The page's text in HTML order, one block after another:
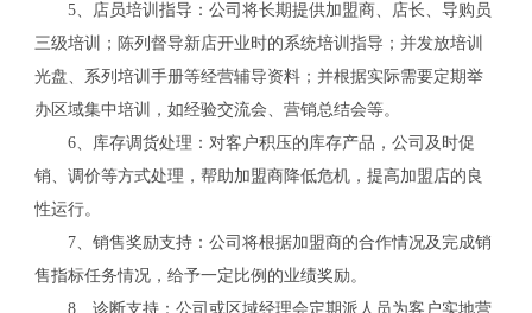
5、店员培训指导：公司将长期提供加盟商、店长、导购员
三级培训；陈列督导新店开业时的系统培训指导；并发放培训
光盘、系列培训手册等经营辅导资料；并根据实际需要定期举
办区域集中培训，如经验交流会、营销总结会等。
6、库存调货处理：对客户积压的库存产品，公司及时促
销、调价等方式处理，帮助加盟商降低危机，提高加盟店的良
性运行。
7、销售奖励支持：公司将根据加盟商的合作情况及完成销
售指标任务情况，给予一定比例的业绩奖励。
8、诊断支持：公司或区域经理会定期派人员为客户实地营